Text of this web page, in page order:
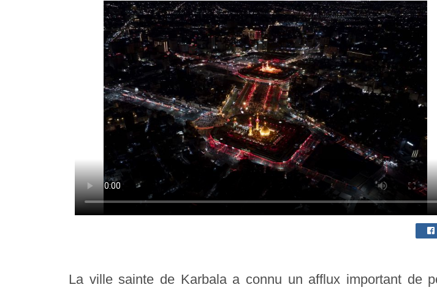
La ville sainte de Karbala a connu un afflux important de